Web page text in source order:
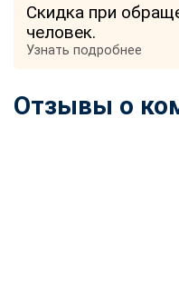
Скидка при
человек.
Узнать подробнее
Отзывы о
Свяжитесь с нами